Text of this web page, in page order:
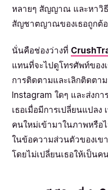
หลายๆ สัญญาณ และหาวิ
สัญชาตญาณของเธอถูกต้อ
นั่นคือช่องว่างที่
แทนที่จะไปดูโทรศัพท์ของ
การติดตามและเลิกติดต
Instagram ใดๆ และส่งก
เธอเมื่อมีการเปลี่ยนแปลง
คนใหม่เข้ามาในภาพหรือ
ในข้อความส่วนตัวของเข
โดยไม่เปลี่ยนเธอให้เป็นค